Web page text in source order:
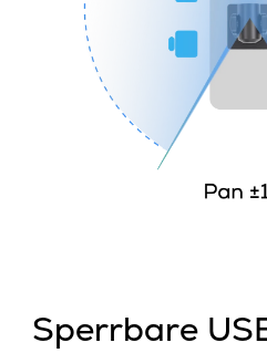
Sperrbare